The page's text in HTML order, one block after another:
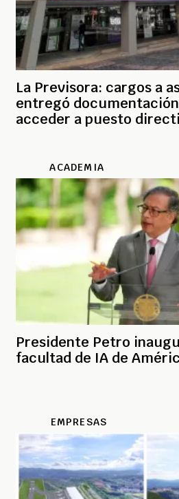
La Previsora: cargos a
entregó
acceder a puesto
ACADEMIA
Presidente Petro
facultad de IA de
EMPRESAS